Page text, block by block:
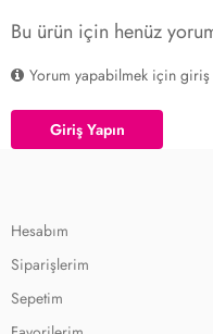
Bu ürün için henüz
Yorum yapabilmek için giriş
Giriş Yapın
Hesabım
Siparişlerim
Sepetim